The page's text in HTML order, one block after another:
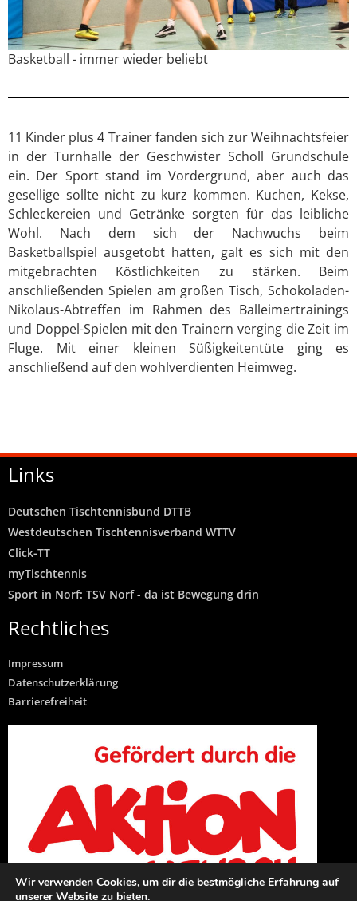
Basketball - immer wieder beliebt
11 Kinder plus 4 Trainer fanden sich zur Weihnachtsfeier
in der Turnhalle der Geschwister Scholl Grundschule
ein. Der Sport stand im Vordergrund, aber auch das
gesellige sollte nicht zu kurz kommen. Kuchen, Kekse,
Schleckereien und Getränke sorgten für das leibliche
Wohl. Nach dem sich der Nachwuchs beim
Basketballspiel ausgetobt hatten, galt es sich mit den
mitgebrachten Köstlichkeiten zu stärken. Beim
anschließenden Spielen am großen Tisch, Schokoladen-
Nikolaus-Abtreffen im Rahmen des Balleimertrainings
und Doppel-Spielen mit den Trainern verging die Zeit im
Fluge. Mit einer kleinen Süßigkeitentüte ging es
anschließend auf den wohlverdienten Heimweg.
Links
Deutschen Tischtennisbund DTTB
Westdeutschen Tischtennisverband WTTV
Click-TT
myTischtennis
Sport in Norf: TSV Norf - da ist Bewegung drin
Rechtliches
Impressum
Datenschutzerklärung
Barrierefreiheit
Wir verwenden Cookies, um dir die bestmögliche Erfahrung auf
unserer Website zu bieten.